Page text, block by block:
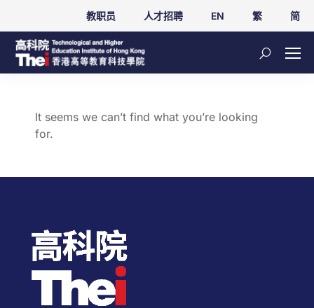
教职员 人才招聘 EN 繁 简
It seems we can’t find what you’re looking
for.